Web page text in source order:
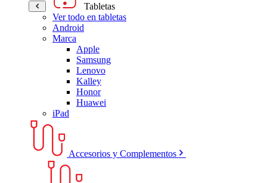
Tabletas
Ver todo en tabletas
Android
Marca
Apple
Samsung
Lenovo
Kalley
Honor
Huawei
iPad
Accesorios y Complementos